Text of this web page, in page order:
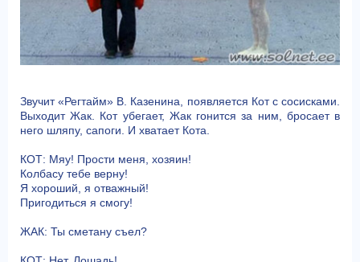
Звучит «Регтайм» В. Казенина, появляется Кот с сосисками.
Выходит Жак. Кот убегает, Жак гонится за ним, бросает в
него шляпу, сапоги. И хватает Кота.
КОТ: Мяу! Прости меня, хозяин!
Колбасу тебе верну!
Я хороший, я отважный!
Пригодиться я смогу!
ЖАК: Ты сметану съел?